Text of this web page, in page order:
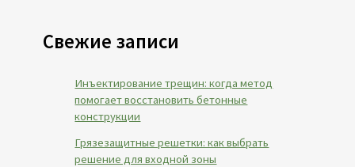
Свежие записи
Инъектирование трещин: когда метод
помогает восстановить бетонные
конструкции
Грязезащитные решетки: как выбрать
решение для входной зоны